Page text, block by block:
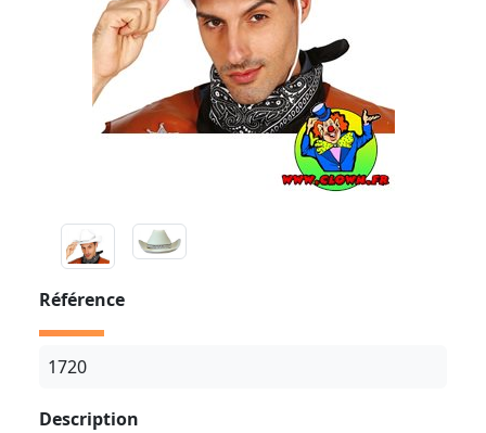
Référence
1720
Description